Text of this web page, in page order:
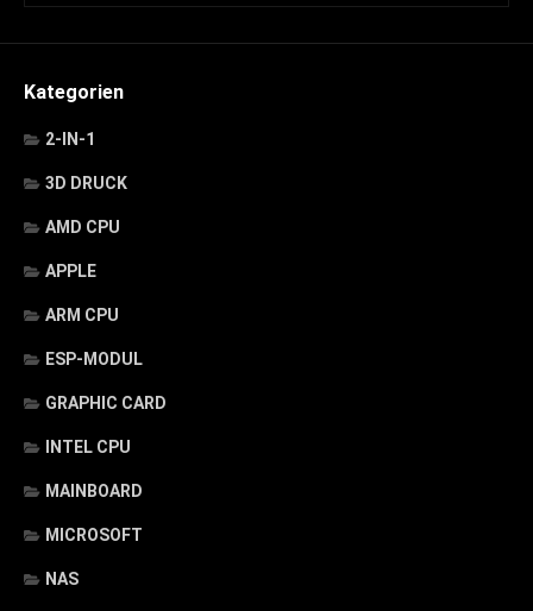
Kategorien
2-IN-1
3D DRUCK
AMD CPU
APPLE
ARM CPU
ESP-MODUL
GRAPHIC CARD
INTEL CPU
MAINBOARD
MICROSOFT
NAS